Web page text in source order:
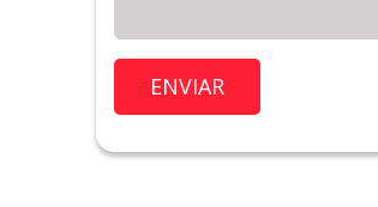
Imóvel de Interesse